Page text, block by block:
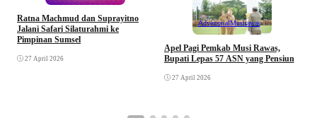
Ratna Machmud dan Suprayitno
Jalani Safari Silaturahmi ke
Pimpinan Sumsel
27 April 2026
AdvertorialMusirawas
Apel Pagi Pemkab Musi Rawas,
Bupati Lepas 57 ASN yang Pensiun
27 April 2026